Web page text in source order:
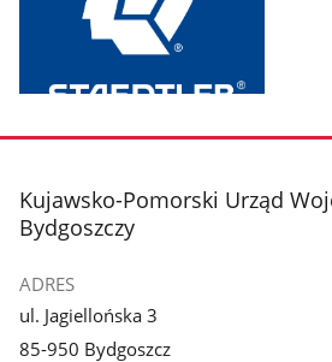
zdjęcie
galerii.
stopka
Kujawsko-Pomorski Urząd
Bydgoszczy
ADRES
ul. Jagiellońska 3
85-950 Bydgoszcz